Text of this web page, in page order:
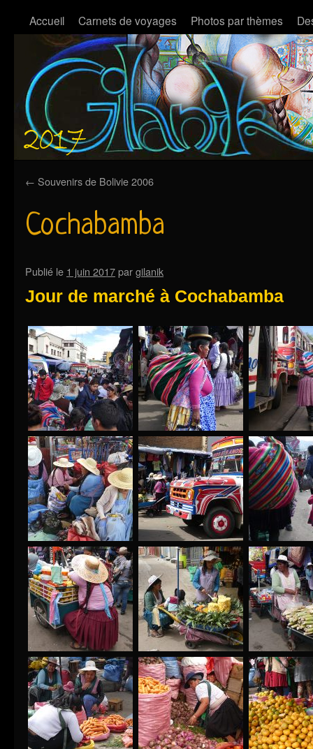
Accueil Carnets de voyages Photos par thèmes
← Souvenirs de Bolivie 2006
Cochabamba
Publié le 1 juin 2017pargilanik
Jour de marché à Cochabamba